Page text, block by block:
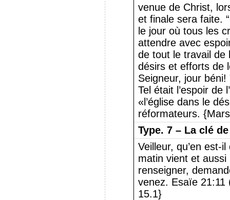
venue de Christ,
et finale sera faite.
le jour où tous les
attendre avec
de tout le travail de
désirs et efforts de
Seigneur, jour
Tel était l’espoir de
«l’église dans le
réformateurs.
Type. 7 – La clé
Veilleur, qu’en est-
matin vient et
renseigner,
venez. Esaïe
15.1}